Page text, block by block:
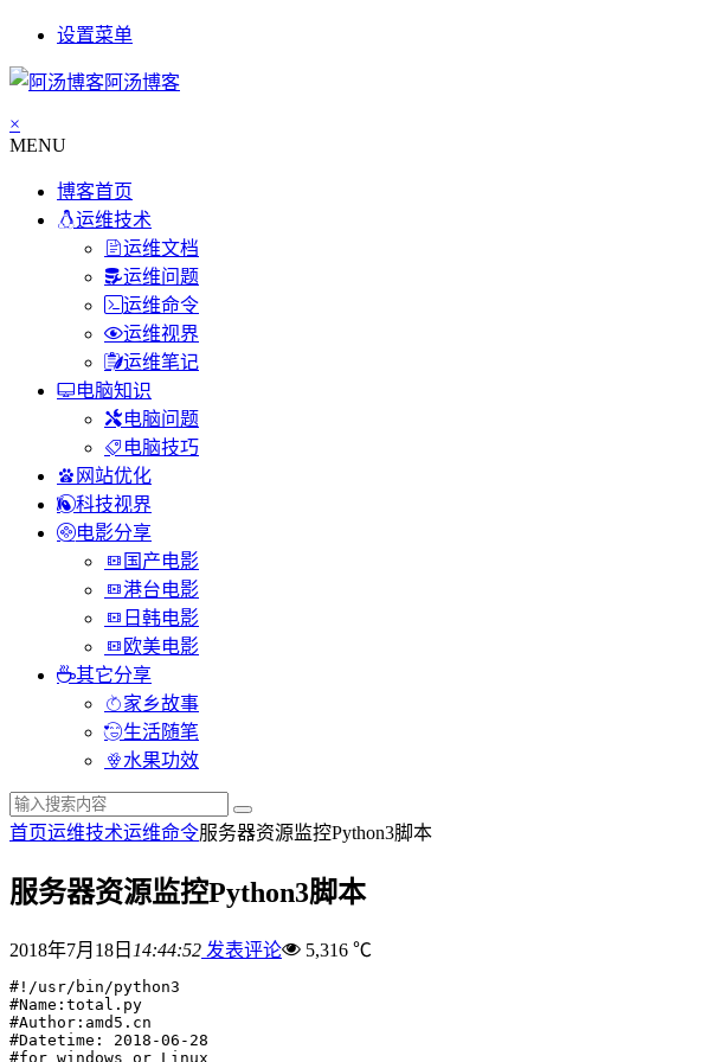
设置菜单
阿汤博客
×
MENU
博客首页
运维技术
运维文档
运维问题
运维命令
运维视界
运维笔记
电脑知识
电脑问题
电脑技巧
网站优化
科技视界
电影分享
国产电影
港台电影
日韩电影
欧美电影
其它分享
家乡故事
生活随笔
水果功效
首页运维技术运维命令服务器资源监控Python3脚本
服务器资源监控Python3脚本
2018年7月18日 14:44:52 发表评论 5,316 ℃
#!/usr/bin/python3
#Name:total.py
#Author:amd5.cn
#Datetime: 2018-06-28
#for windows or Linux